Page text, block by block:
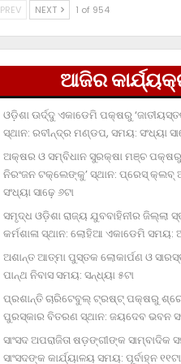
PREV NEXT 1 of 954
ଆଜିର
ଓଡ଼ିଶା ଊର୍ଦ୍ଦୁ ଏକାଡେମି ପକ୍ଷରୁ
ସ୍ଥାନ: ରବୀନ୍ଦ୍ର ମଣ୍ଡପ, ସମୟ: ସଂଧ୍ୟା
ଅକ୍ଷର ଓ ସମ୍ବିଧାନ ସୁରକ୍ଷା ମଞ୍ଚ ପକ୍ଷରୁ
ନିରଂଜନ ଟକ୍‌ଲେଙ୍କୁ’ ସ୍ଥାନ: ପ୍ରେସ୍‌ କ୍ଲବ୍‌
ସଂଧ୍ୟା ସାଢ଼େ ୬ଟା
ସମୃଦ୍ଧ ଓଡ଼ିଶା ରାଜ୍ୟ ଯୁବବାହିନୀର ଜିଲ୍ଲା
କର୍ମଶାଳା ସ୍ଥାନ: ଲୋହିଆ ଏକାଡେମି ସମୟ:
ଅଶାନ୍ତ ଆତ୍ମା ପୁସ୍ତକ ଲୋକାର୍ପଣ ଓ
ପାନ୍ଥ ନିବାସ ସମୟ: ସନ୍ଧ୍ୟା ୫ଟା
ପ୍ରଶାନ୍ତି ଚାରିଟେବୁଲ୍‌ ଟ୍ରଷ୍ଟ୍‌ ପକ୍ଷରୁ
ପୁରସ୍କାର ବିତରଣ ସ୍ଥାନ: ଜୟଦେବ ଭବନ
ସାଂସଦ ଅପରାଜିତା ଷଡ଼ଙ୍ଗୀଙ୍କ ସାମ୍ବାଦିକ
ସାଂସଦଙ୍କ କାର୍ଯ୍ୟାଳୟ ସମୟ: ପୂର୍ବାହ୍ନ ୧୧ଟା